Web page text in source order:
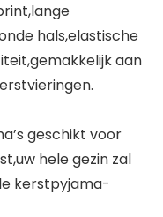
hals,elastische
aan
geschikt voor
hele gezin zal
kerstpyjama-